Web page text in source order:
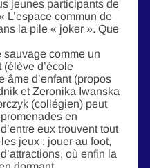
jeunes participants de
L’espace commun de
la pile « joker ». Que
sauvage comme un
d’école
âme d’enfant (propos
et Zeronika Iwanska
(collégien) peut
en
eux trouvent tout
jeux : jouer au foot,
où enfin la